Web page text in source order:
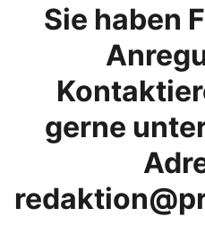
Sie haben
gerne